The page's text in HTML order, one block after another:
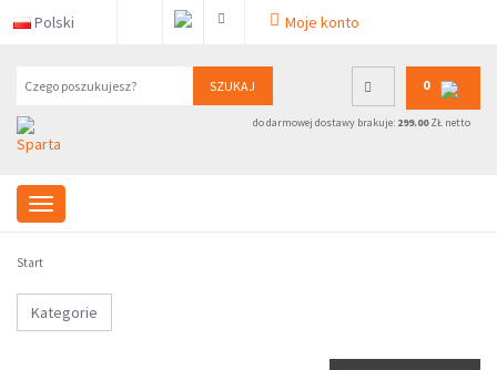
Polski Moje konto
SZUKAJ 0
do darmowej dostawy brakuje: 299.00ZŁ netto
Start
Kategorie